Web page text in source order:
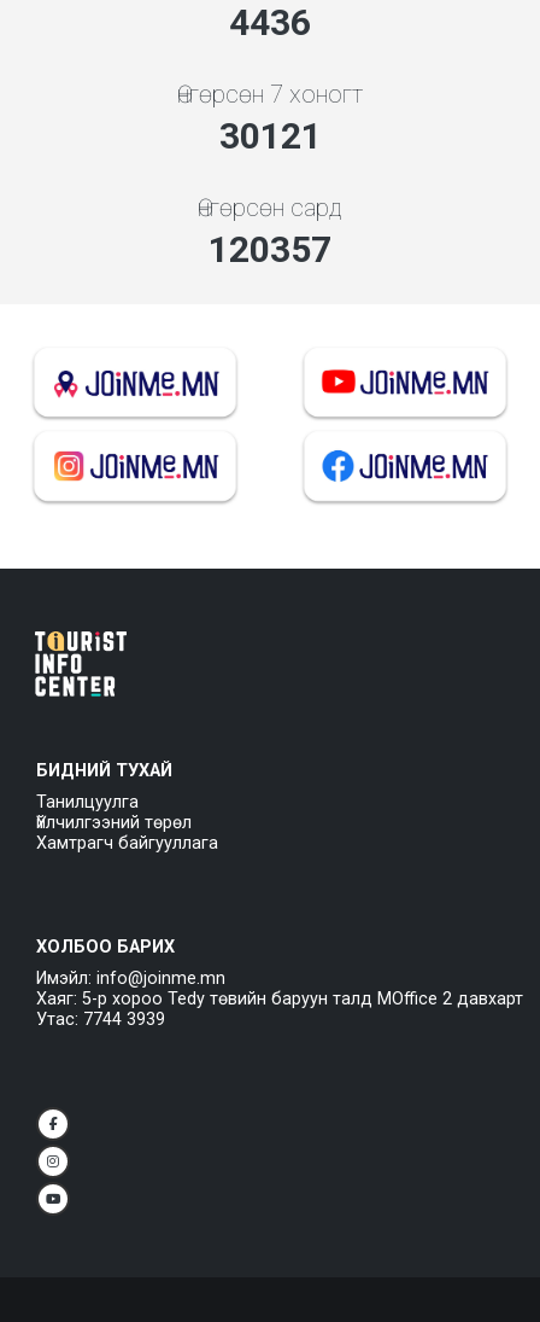
5119
Өнгөрсөн 7 хоногт
34755
Өнгөрсөн сард
138873
БИДНИЙ ТУХАЙ
Танилцуулга
Үйлчилгээний төрөл
Хамтрагч байгууллага
ХОЛБОО БАРИХ
Имэйл: info@joinme.mn
Хаяг: 5-р хороо Tedy төвийн баруун талд MOffice 2 давхарт
Утас: 7744 3939